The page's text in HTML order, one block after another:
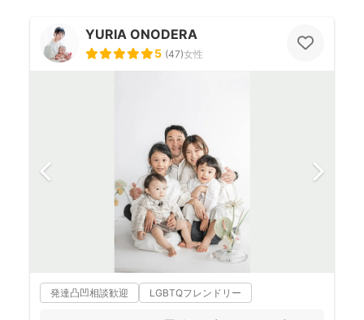
YURIA ONODERA
5 (47)女性
発達凸凹相談歓迎 LGBTQフレンドリー